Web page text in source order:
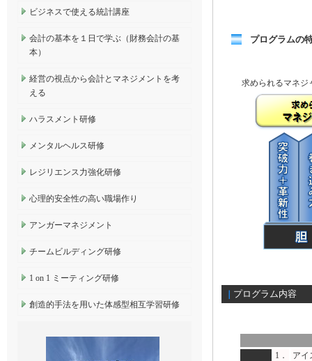
プログラムの
求められるマネジ
プログラム内容
1．
アイ
ビジネスで使える統計講座
会計の基本を１日で学ぶ（財務会計の基
本）
経営の視点から会計とマネジメントを考
える
ハラスメント研修
メンタルヘルス研修
レジリエンス力強化研修
心理的安全性の高い職場作り
アンガーマネジメント
チームビルディング研修
1 on 1 ミーティング研修
創造的手法を用いた体感型相互学習研修